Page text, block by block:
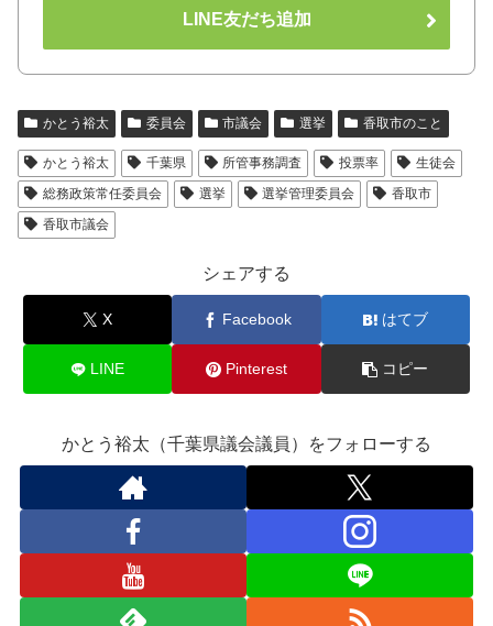
LINE友だち追加
かとう裕太 委員会 市議会 選挙 香取市のこと
かとう裕太 千葉県 所管事務調査 投票率
生徒会
総務政策常任委員会
選挙 選挙管理委員会
香取市
香取市議会
シェアする
X Facebook はてブ
LINE Pinterest コピー
かとう裕太（千葉県議会議員）をフォローする